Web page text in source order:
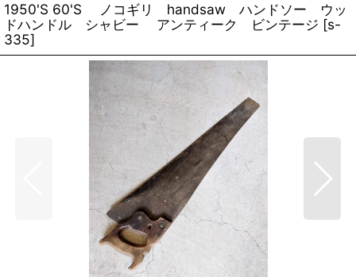
1950'S 60'S ノコギリ handsaw ハンドソー ウッ
ドハンドル シャビー アンティーク ビンテージ [s-
335]